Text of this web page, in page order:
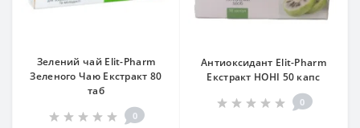
Зелений чай Elit-Pharm
Зеленого Чаю Екстракт 80
таб
0
Антиоксидант Elit-Pharm
Екстракт НОНІ 50 капс
0